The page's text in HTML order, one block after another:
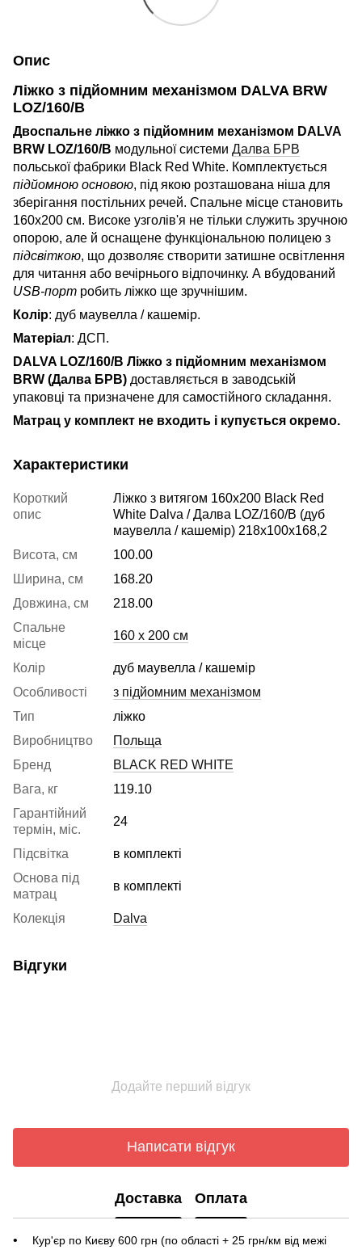
Опис
Ліжко з підйомним механізмом DALVA BRW
LOZ/160/B
Двоспальне ліжко з підйомним механізмом DALVA
BRW LOZ/160/B модульної системи Далва БРВ
польської фабрики Black Red White. Комплектується
підйомною основою, під якою розташована ніша для
зберігання постільних речей. Спальне місце становить
160х200 см. Високе узголів'я не тільки служить зручною
опорою, але й оснащене функціональною полицею з
підсвіткою, що дозволяє створити затишне освітлення
для читання або вечірнього відпочинку. А вбудований
USB-порт робить ліжко ще зручнішим.
Колір: дуб маувелла / кашемір.
Матеріал: ДСП.
DALVA LOZ/160/B Ліжко з підйомним механізмом
BRW (Далва БРВ) доставляється в заводській
упаковці та призначене для самостійного складання.
Матрац у комплект не входить і купується окремо.
Характеристики
Короткий
опис
Ліжко з витягом 160х200 Black Red
White Dalva / Далва LOZ/160/B (дуб
маувелла / кашемір) 218х100х168,2
Висота, см
100.00
Ширина, см
168.20
Довжина, см
218.00
Спальне
місце
160 x 200 см
Колір
дуб маувелла / кашемір
Особливості
з підйомним механізмом
Тип
ліжко
Виробництво
Польща
Бренд
BLACK RED WHITE
Вага, кг
119.10
Гарантійний
термін, міс.
24
Підсвітка
в комплекті
Основа під
матрац
в комплекті
Колекція Dalva
Відгуки
Додайте перший відгук
Написати відгук
Доставка Оплата
Кур'єр по Києву 600 грн (по області + 25 грн/км від межі